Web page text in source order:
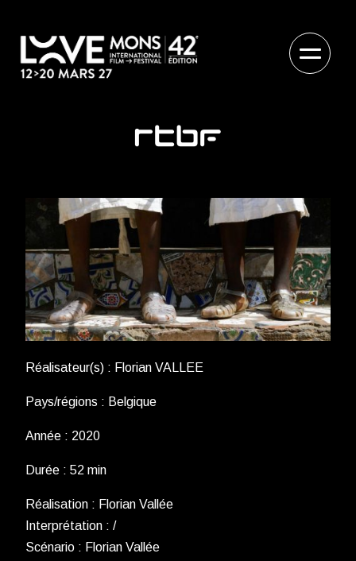
Réalisateur(s) : Florian VALLEE
Pays/régions : Belgique
Année : 2020
Durée : 52 min
Réalisation : Florian Vallée
Interprétation : /
Scénario : Florian Vallée